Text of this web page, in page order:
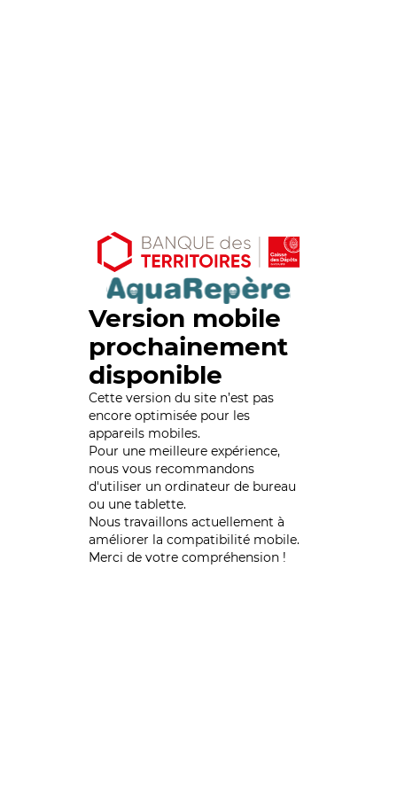
Version mobile
prochainement
disponible
Cette version du site n’est pas
encore optimisée pour les
appareils mobiles.
Pour une meilleure expérience,
nous vous recommandons
d'utiliser un ordinateur de bureau
ou une tablette.
Nous travaillons actuellement à
améliorer la compatibilité mobile.
Merci de votre compréhension !